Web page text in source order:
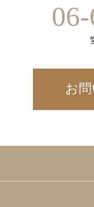
お